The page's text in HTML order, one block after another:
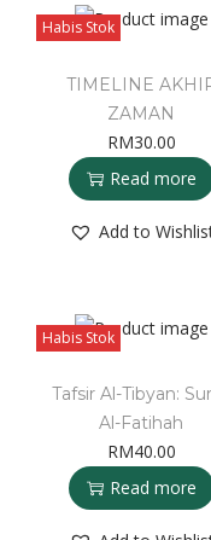
Habis Stok
TIMELINE
ZAMAN
RM30.00
Read more
Add to
Habis Stok
Tafsir Al-Tibyan:
Al-Fatihah
RM40.00
Read more